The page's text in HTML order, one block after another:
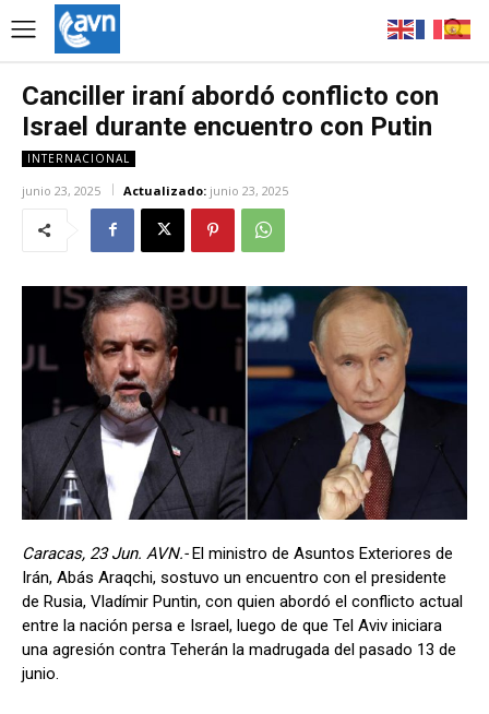
Canciller iraní abordó conflicto con
Israel durante encuentro con Putin
INTERNACIONAL
junio 23, 2025 Actualizado: junio 23, 2025
Caracas, 23 Jun. AVN.-El ministro de Asuntos Exteriores de
Irán, Abás Araqchi, sostuvo un encuentro con el presidente
de Rusia, Vladímir Puntin, con quien abordó el conflicto actual
entre la nación persa e Israel, luego de que Tel Aviv iniciara
una agresión contra Teherán la madrugada del pasado 13 de
junio.